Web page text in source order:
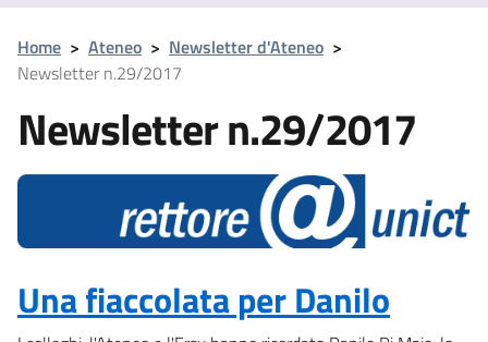
Home > Ateneo > Newsletter d'Ateneo >
Newsletter n.29/2017
Newsletter n.29/2017
Una fiaccolata per Danilo